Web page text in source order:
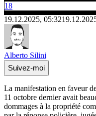
18
19.12.2025, 05:32
Alberto Silini
Suivez-moi
La manifestation en faveur
11 octobre dernier avait
dommages à la propriété